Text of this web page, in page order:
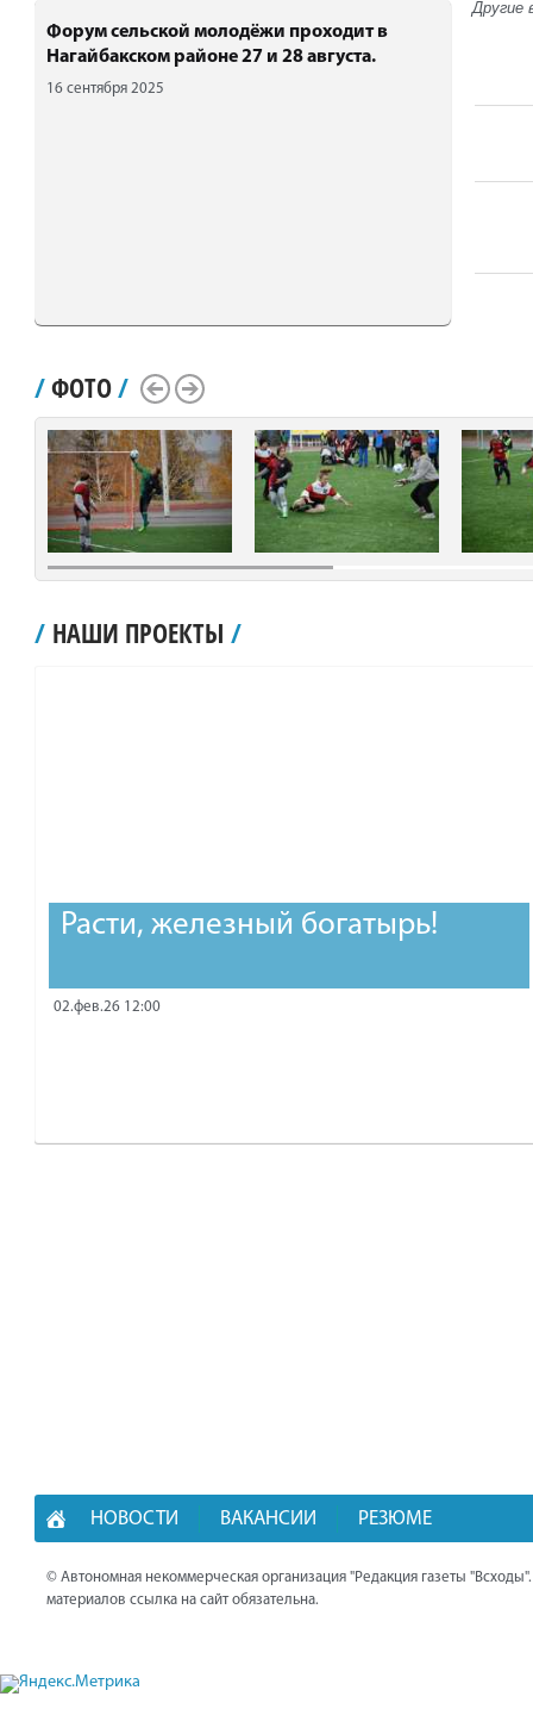
Форум сельской молодёжи проходит в
Нагайбакском районе 27 и 28 августа.
16 сентября 2025
Другие
/ФОТО/
Scroll LeftScroll Right
/ НАШИ ПРОЕКТЫ /
Расти, железный богатырь!
02.фев.26 12:00
НОВОСТИ ВАКАНСИИ РЕЗЮМЕ
© Автономная некоммерческая организация "Редакция газеты
материалов ссылка на сайт обязательна.